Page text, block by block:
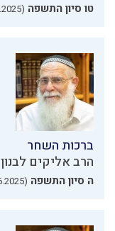
טו סיון התשפה (11.06.2025)
ברכות השחר
הרב אליקים לבנון
ה סיון התשפה (01.06.2025)